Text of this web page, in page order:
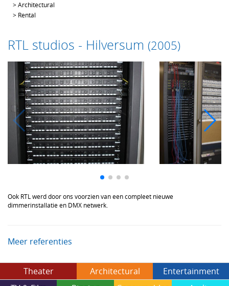
>Architectural
> Rental
RTL studios - Hilversum (2005)
Ook RTL werd door ons voorzien van een compleet nieuwe
dimmerinstallatie en DMX netwerk.
Meer referenties
Theater Architectural
Entertainment